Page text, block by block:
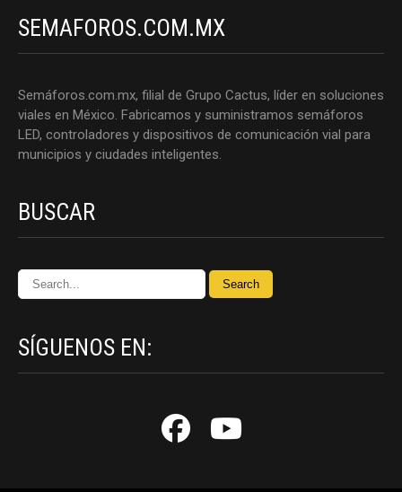
SEMAFOROS.COM.MX
Semáforos.com.mx, filial de Grupo Cactus, líder en soluciones
viales en México. Fabricamos y suministramos semáforos
LED, controladores y dispositivos de comunicación vial para
municipios y ciudades inteligentes.
BUSCAR
SÍGUENOS EN: